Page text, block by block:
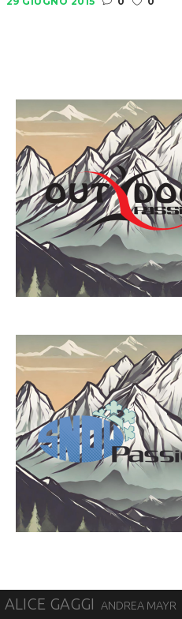
ALICE GAGGI ANDREA MAYR